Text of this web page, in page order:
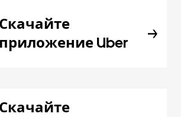
Скачайте
приложение Uber
Скачайте